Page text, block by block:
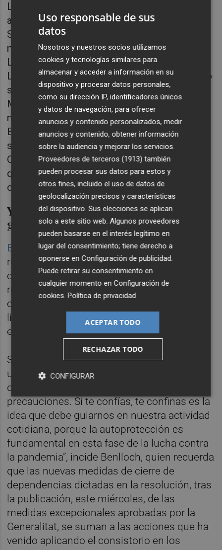
Los contactos inevitables, en espacios
abiertos
Si la relación es imprescindible, distancia,
mascarilla y ventilación
Lavado de manos a menudo
Llevar siempre mascarilla y cambiarla cuando
supere su uso previsto
Mantener siempre la distancia de metro y
medio
Evitar espacios concurridos, sobre todo si
son cerrados
Que una actividad esté permitida no significa
que no entrañe riesgos. Si te confías, te
confinas
Y estas son las restricciones
generales:
El documentorecuerda también las
restricciones vigentes en celebraciones
como velatorios, entierros y ceremonias no
religiosas, así como la prohibición de
circulación entre las 22 h y las 6 horas y la
limitación de reuniones a seis personas,
entre otras.
Según ha explicado el alcalde, “estamos en
un momento especialmente crítico y
debemos extremar al máximo las
precauciones. Si te confías, te confinas es la
idea que debe guiarnos en nuestra actividad
cotidiana, porque la autoprotección es
fundamental en esta fase de la lucha contra
la pandemia”, incide Benlloch, quien recuerda
que las nuevas medidas de cierre de
dependencias dictadas en la resolución, tras
la publicación, este miércoles, de las
medidas excepcionales aprobadas por la
Generalitat, se suman a las acciones que ha
venido aplicando el consistorio en los
Uso responsable de sus
datos
Nosotros y nuestros socios utilizamos
cookies y tecnologías similares para
almacenar y acceder a información en su
dispositivo y procesar datos personales,
como su dirección IP, identificadores únicos
y datos de navegación, para ofrecer
anuncios y contenido personalizados, medir
anuncios y contenido, obtener información
sobre la audiencia y mejorar los servicios.
Proveedores de terceros (1913) también
pueden procesar sus datos para estos y
otros fines, incluido el uso de datos de
geolocalización precisos y características
del dispositivo. Sus elecciones se aplican
solo a este sitio web. Algunos proveedores
pueden basarse en el interés legítimo en
lugar del consentimiento; tiene derecho a
oponerse enConfiguración de publicidad.
Puede retirar su consentimiento en
cualquier momento enConfiguración de
cookies.Política de privacidad
ACEPTAR TODO
RECHAZAR TODO
CONFIGURAR